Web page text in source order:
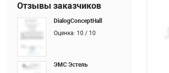
Отзывы заказчиков
DialogConceptHall
Оценка: 10 / 10
ЭМС Эстель